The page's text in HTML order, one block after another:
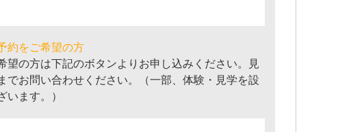
約をご希望の方
望の方は下記のボタンよりお申し込みください。見
でお問い合わせください。（一部、体験・見学を設
います。）